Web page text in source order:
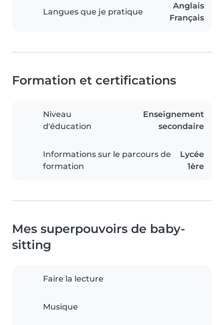
Langues que je pratique
Anglais
Français
Formation et certifications
Niveau
d'éducation
Enseignement
secondaire
Informations sur le parcours de
formation
Lycée
1ère
Mes superpouvoirs de baby-
sitting
Faire la lecture
Musique